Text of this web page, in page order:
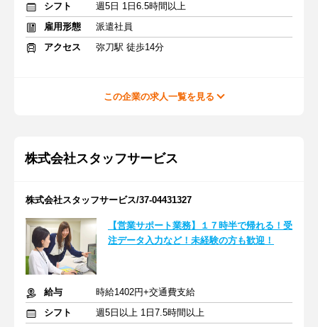
シフト
週5日 1日6.5時間以上
雇用形態
派遣社員
アクセス
弥刀駅 徒歩14分
この企業の求人一覧を見る
株式会社スタッフサービス
株式会社スタッフサービス/37-04431327
【営業サポート業務】１７時半で帰れる！受
注データ入力など！未経験の方も歓迎！
給与
時給1402円+交通費支給
シフト
週5日以上 1日7.5時間以上